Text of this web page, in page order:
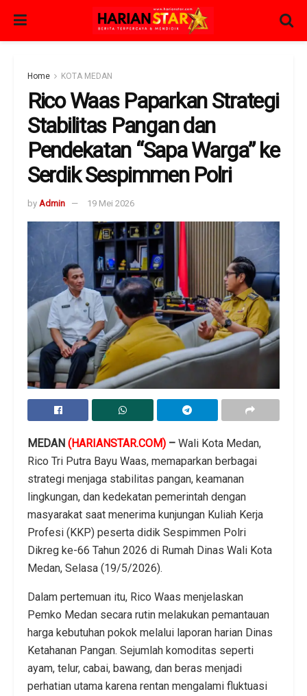
Home KOTA MEDAN
Rico Waas Paparkan Strategi
Stabilitas Pangan dan
Pendekatan “Sapa Warga” ke
Serdik Sespimmen Polri
by Admin 19 Mei 2026
MEDAN (HARIANSTAR.COM) – Wali Kota Medan,
Rico Tri Putra Bayu Waas, memaparkan berbagai
strategi menjaga stabilitas pangan, keamanan
lingkungan, dan kedekatan pemerintah dengan
masyarakat saat menerima kunjungan Kuliah Kerja
Profesi (KKP) peserta didik Sespimmen Polri
Dikreg ke-66 Tahun 2026 di Rumah Dinas Wali Kota
Medan, Selasa (19/5/2026).
Dalam pertemuan itu, Rico Waas menjelaskan
Pemko Medan secara rutin melakukan pemantauan
harga kebutuhan pokok melalui laporan harian Dinas
Ketahanan Pangan. Sejumlah komoditas seperti
ayam, telur, cabai, bawang, dan beras menjadi
perhatian utama karena rentan mengalami fluktuasi